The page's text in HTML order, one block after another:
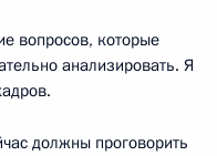
вопросов, которые
анализировать. Я
должны проговорить